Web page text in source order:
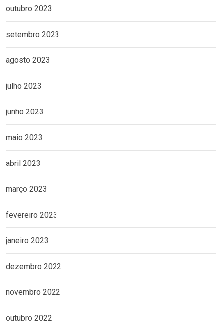
outubro 2023
setembro 2023
agosto 2023
julho 2023
junho 2023
maio 2023
abril 2023
março 2023
fevereiro 2023
janeiro 2023
dezembro 2022
novembro 2022
outubro 2022